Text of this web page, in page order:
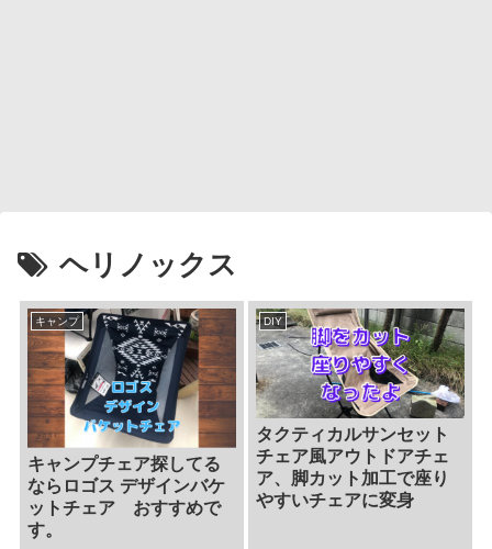
ヘリノックス
キャンプ
キャンプチェア探してる
ならロゴス デザインバケ
ットチェア おすすめで
す。
DIY
タクティカルサンセット
チェア風アウトドアチェ
ア、脚カット加工で座り
やすいチェアに変身